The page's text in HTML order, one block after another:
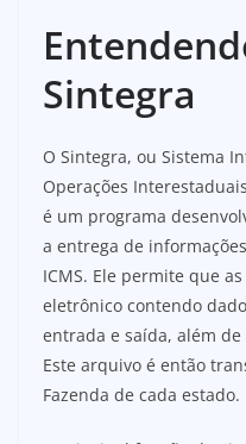
Sintegra
O Sintegra, ou Sistema
Operações
é um programa
a entrega de
ICMS. Ele permite que
eletrônico contendo
entrada e saída, além
Este arquivo é então
Fazenda de cada estado.